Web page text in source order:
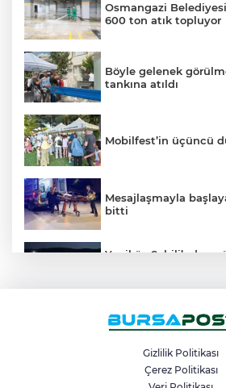
Osmangazi
600 ton atık topluyor
Böyle gelenek
tankına atıldı
Mobilfest’in üçüncü
Mesajlaşmayla
bitti
Yeniköy Sahili’nden
Sosyal medya
Gizlilik Politikası
Çerez Politikası